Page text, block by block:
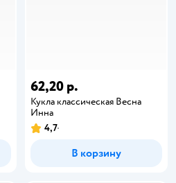
62,20 р.
Кукла классическая Весна
Инна
4,7
В корзину